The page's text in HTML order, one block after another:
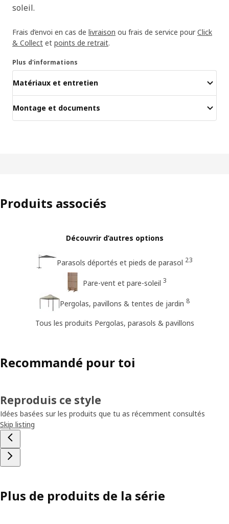
soleil.
Frais d’envoi en cas de livraison ou frais de service pour Click
& Collect et points de retrait.
Plus d'informations
Matériaux et entretien
Montage et documents
Produits associés
Découvrir d’autres options
Parasols déportés et pieds de parasol 23
Pare-vent et pare-soleil 3
Pergolas, pavillons & tentes de jardin 8
Tous les produits Pergolas, parasols & pavillons
Recommandé pour toi
Reproduis ce style
Idées basées sur les produits que tu as récemment consultés
Skip listing
Plus de produits de la série